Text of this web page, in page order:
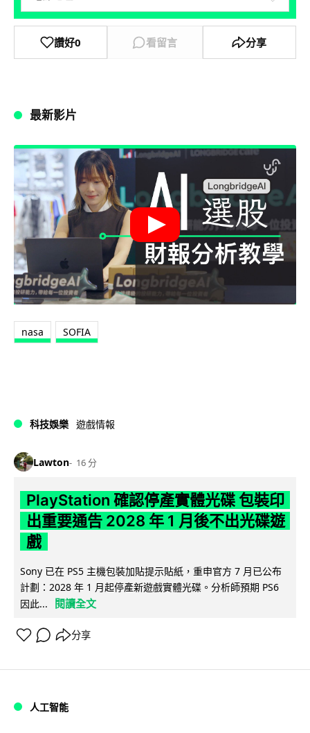
讚好0 看留言 分享
最新影片
nasa SOFIA
科技娛樂 遊戲情報
Lawton 16 分
PlayStation 確認停產實體光碟 包裝印
出重要通告 2028 年 1 月後不出光碟遊
戲
Sony 已在 PS5 主機包裝加貼提示貼紙，重申官方 7 月已公布
計劃：2028 年 1 月起停產新遊戲實體光碟。分析師預期 PS6
因此...
閱讀全文
分享
人工智能